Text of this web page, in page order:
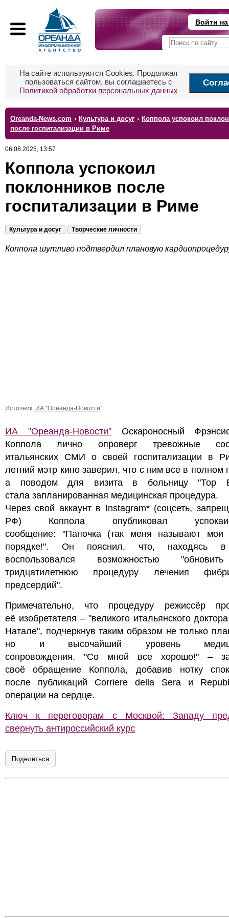
Войти
На сайте используются Cookies. Продолжая
пользоваться сайтом, вы соглашаетесь с
Политикой обработки персональных данных
Oreanda-News.com › Культура и досуг › Коппола успокоил
после госпитализации в Риме
06.08.2025, 13:57
Коппола успокоил
поклонников после
госпитализации в Риме
Культура и досуг Творческие личности
Коппола шутливо подтвердил плановую
Источник: ИА "Ореанда-Новости"
ИА "Ореанда-Новости"Оскароносный
Коппола лично опроверг тревожные
итальянских СМИ о своей госпитализации в
летний мэтр кино заверил, что с ним все в полном
а поводом для визита в больницу "Тор
стала запланированная медицинская процедура.
Через свой аккаунт в Instagram* (соцсеть,
РФ) Коппола опубликовал
сообщение: "Папочка (так меня называют мои
порядке!". Он пояснил, что, находясь
воспользовался возможностью
тридцатилетнюю процедуру лечения
предсердий".
Примечательно, что процедуру режиссёр
её изобретателя – "великого итальянского
Натале", подчеркнув таким образом не только
но и высочайший уровень
сопровождения. "Со мной все хорошо!" –
своё обращение Коппола, добавив нотку
после публикаций Corriere della Sera и
операции на сердце.
Ключ к переговорам с Москвой: Западу
свернуть антироссийский курс
Поделиться